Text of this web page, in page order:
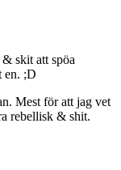
skit att spöa
en. ;D
Mest för att jag vet
rebellisk & shit.